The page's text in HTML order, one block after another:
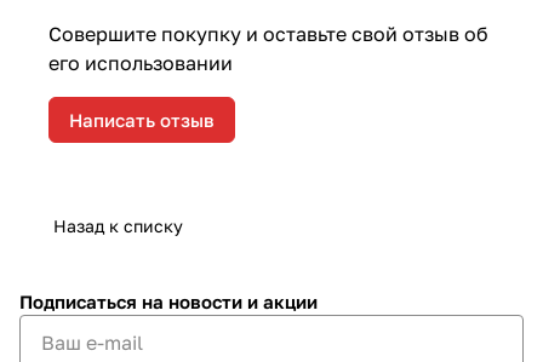
Совершите покупку и оставьте свой отзыв об
его использовании
Написать отзыв
Назад к списку
Подписаться на новости и акции